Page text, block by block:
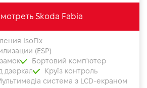
Skoda Fabia
IsoFix
(ESP)
Бортовий комп'ютер
дзеркал
Круїз контроль
система з LCD-екраном